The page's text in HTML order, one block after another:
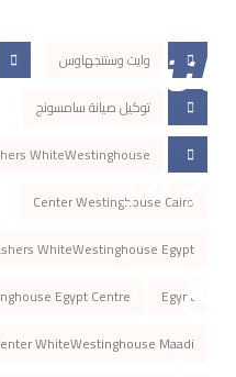
وايت وستنجهاوس
توكيل صيانة سامسونج
WhiteWestinghouse
Center Westinghouse Cairo
WhiteWestinghouse Egypt
Egypt
Egypt Centre
WhiteWestinghouse Maadi